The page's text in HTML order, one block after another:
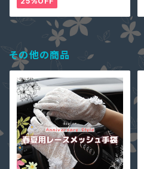
その他の商品